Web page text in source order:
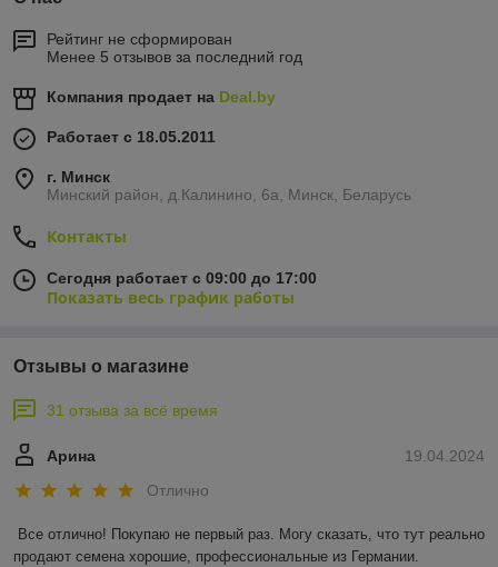
Рейтинг не сформирован
Менее 5 отзывов за последний год
Компания продает на Deal.by
Работает с 18.05.2011
г. Минск
Минский район, д.Калинино, 6а, Минск, Беларусь
Контакты
Сегодня работает с 09:00 до 17:00
Показать весь график работы
Отзывы о магазине
31 отзыва за всё время
19.04.2024
Арина
Отлично
Все отлично! Покупаю не первый раз. Могу сказать, что тут реально
продают семена хорошие, профессиональные из Германии.